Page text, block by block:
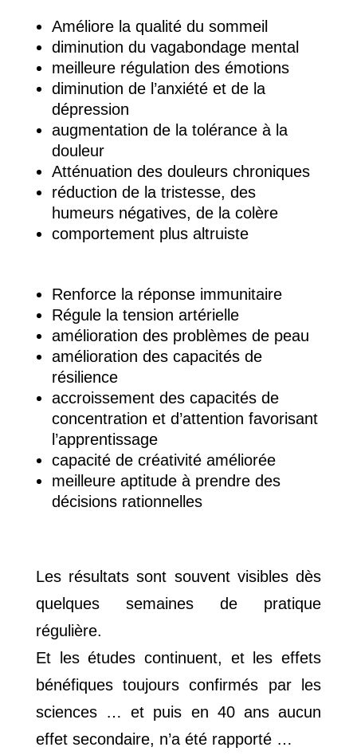
Améliore la qualité du sommeil
diminution du vagabondage mental
meilleure régulation des émotions
diminution de l’anxiété et de la
dépression
augmentation de la tolérance à la
douleur
Atténuation des douleurs chroniques
réduction de la tristesse, des
humeurs négatives, de la colère
comportement plus altruiste
Renforce la réponse immunitaire
Régule la tension artérielle
amélioration des problèmes de peau
amélioration des capacités de
résilience
accroissement des capacités de
concentration et d’attention favorisant
l’apprentissage
capacité de créativité améliorée
meilleure aptitude à prendre des
décisions rationnelles
Les résultats sont souvent visibles dès
quelques semaines de pratique
régulière.
Et les études continuent, et les effets
bénéfiques toujours confirmés par les
sciences … et puis en 40 ans aucun
effet secondaire, n’a été rapporté …